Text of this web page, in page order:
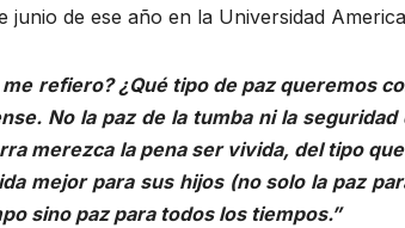
junio de ese año en la Universidad
me refiero? ¿Qué tipo de paz queremos
No la paz de la tumba ni la
merezca la pena ser vivida, del tipo
mejor para sus hijos (no solo la paz
sino paz para todos los tiempos.”